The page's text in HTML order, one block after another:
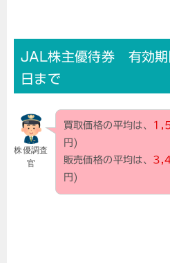
JAL株主優待券 有効
日まで
株優調査
官
買取価格の平均は、
円)
販売価格の平均は、
円)